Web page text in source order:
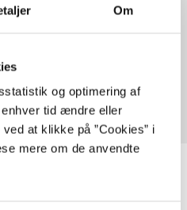
Om
og optimering af
tid ændre eller
at klikke på ”Cookies” i
mere om de anvendte